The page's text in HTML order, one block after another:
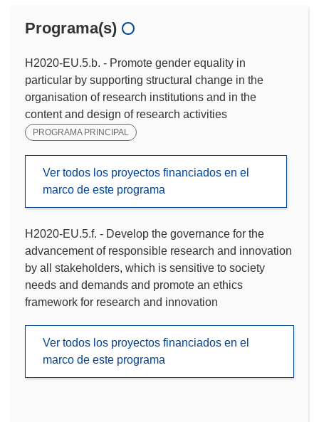
Programa(s)
H2020-EU.5.b. - Promote gender equality in
particular by supporting structural change in the
organisation of research institutions and in the
content and design of research activities
PROGRAMA PRINCIPAL
Ver todos los proyectos financiados en el
marco de este programa
H2020-EU.5.f. - Develop the governance for the
advancement of responsible research and innovation
by all stakeholders, which is sensitive to society
needs and demands and promote an ethics
framework for research and innovation
Ver todos los proyectos financiados en el
marco de este programa